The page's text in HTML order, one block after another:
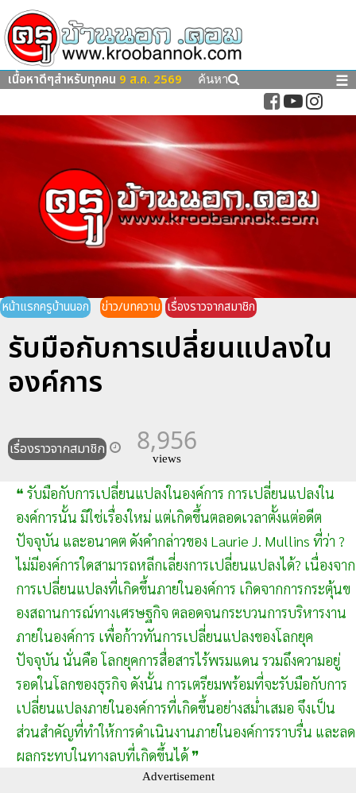
เนื้อหาดีๆสำหรับทุกคน 9 ส.ค. 2569 ค้นหา ☰
หน้าแรกครูบ้านนอก ข่าว/บทความ เรื่องราวจากสมาชิก
รับมือกับการเปลี่ยนแปลงใน
องค์การ
เรื่องราวจากสมาชิก 8,956
views
❝ รับมือกับการเปลี่ยนแปลงในองค์การ การเปลี่ยนแปลงใน
องค์การนั้น มิใช่เรื่องใหม่ แต่เกิดขึ้นตลอดเวลาตั้งแต่อดีต
ปัจจุบัน และอนาคต ดังคำกล่าวของ Laurie J. Mullins ที่ว่า ?
ไม่มีองค์การใดสามารถหลีกเลี่ยงการเปลี่ยนแปลงได้? เนื่องจาก
การเปลี่ยนแปลงที่เกิดขึ้นภายในองค์การ เกิดจากการกระตุ้นข
องสถานการณ์ทางเศรษฐกิจ ตลอดจนกระบวนการบริหารงาน
ภายในองค์การ เพื่อก้าวทันการเปลี่ยนแปลงของโลกยุค
ปัจจุบัน นั่นคือ โลกยุคการสื่อสารไร้พรมแดน รวมถึงความอยู่
รอดในโลกของธุรกิจ ดังนั้น การเตรียมพร้อมที่จะรับมือกับการ
เปลี่ยนแปลงภายในองค์การที่เกิดขึ้นอย่างสม่ำเสมอ จึงเป็น
ส่วนสำคัญที่ทำให้การดำเนินงานภายในองค์การราบรื่น และลด
ผลกระทบในทางลบที่เกิดขึ้นได้ ❞
Advertisement